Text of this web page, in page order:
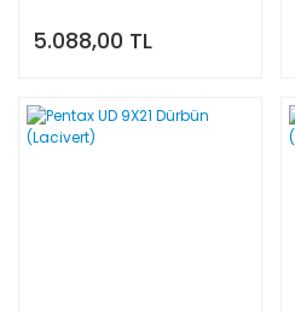
5.088,00 TL